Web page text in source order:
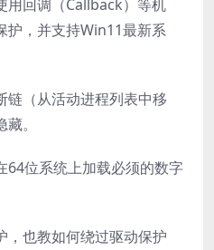
用回调（Callback）等机
护，并支持Win11最新系
链（从活动进程列表中移
。
64位系统上加载必须的数字
，也教如何绕过驱动保护